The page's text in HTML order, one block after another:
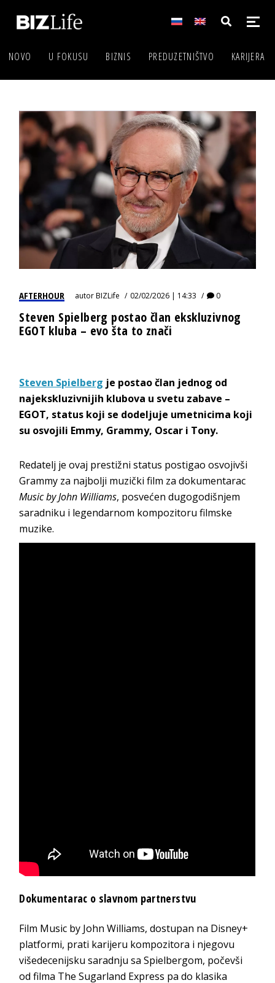
NOVO U FOKUSU BIZNIS PREDUZETNIŠTVO KARIJERA
AFTERHOUR autorBIZLife 02/02/2026 | 14:33 0
Steven Spielberg postao član ekskluzivnog
EGOT kluba – evo šta to znači
Steven Spielberg je postao član jednog od
najekskluzivnijih klubova u svetu zabave –
EGOT, status koji se dodeljuje umetnicima koji
su osvojili Emmy, Grammy, Oscar i Tony.
Redatelj je ovaj prestižni status postigao osvojivši
Grammy za najbolji muzički film za dokumentarac
Music by John Williams, posvećen dugogodišnjem
saradniku i legendarnom kompozitoru filmske
muzike.
Dokumentarac o slavnom partnerstvu
Film Music by John Williams, dostupan na Disney+
platformi, prati karijeru kompozitora i njegovu
višedecenijsku saradnju sa Spielbergom, počevši
od filma The Sugarland Express pa do klasika